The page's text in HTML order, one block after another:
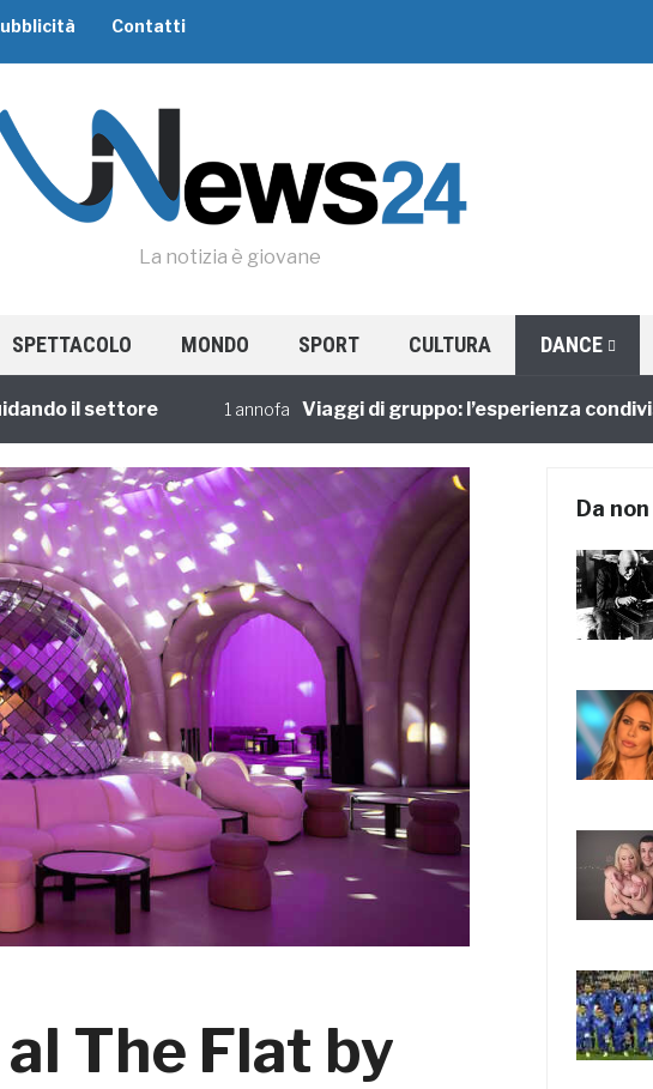
Contatti
La notizia è giovane
SPETTACOLO MONDO SPORT CULTURA DANCE
il settore 1 annofa Viaggi di gruppo: l’esperienza condivisa
The Flat by
Da